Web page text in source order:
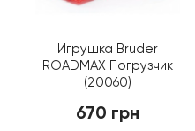
Игрушка Bruder
ROADMAX Погрузчик
(20060)
670 грн